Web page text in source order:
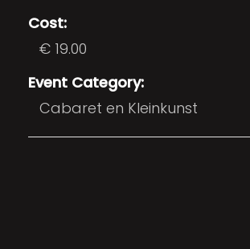
Cost:
€ 19.00
Event Category:
Cabaret en Kleinkunst